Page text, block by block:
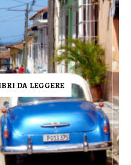
DA LEGGERE